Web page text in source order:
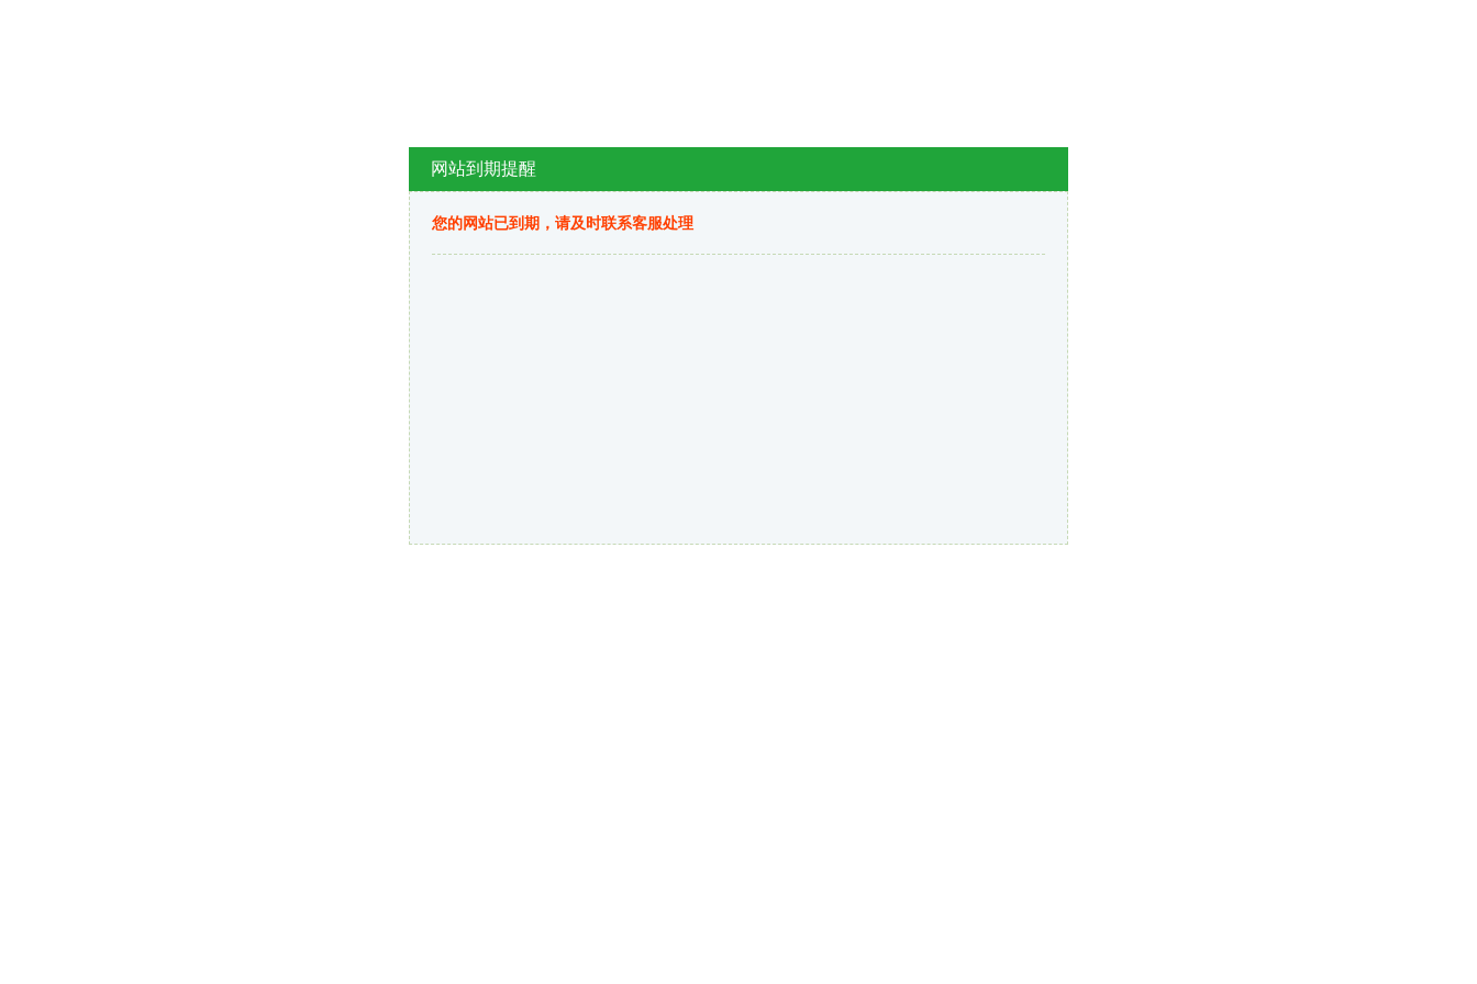
网站到期提醒
您的网站已到期，请及时联系客服处理